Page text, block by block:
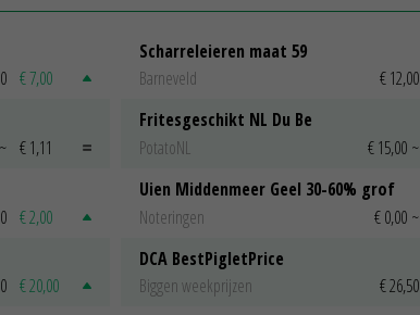
€ 7,00
~ € 1,11
€ 2,00
€ 20,00
Scharreleieren maat 59
Barneveld
€ 12,00
Fritesgeschikt NL Du Be
PotatoNL
€ 15,00 ~
Uien Middenmeer Geel 30-60% grof
Noteringen
€ 0,00 ~
DCA BestPigletPrice
Biggen weekprijzen
€ 26,50